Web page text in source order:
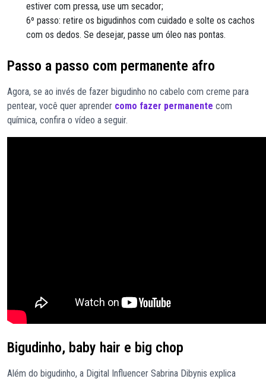
estiver com pressa, use um secador;
6º passo: retire os bigudinhos com cuidado e solte os cachos
com os dedos. Se desejar, passe um óleo nas pontas.
Passo a passo com permanente afro
Agora, se ao invés de fazer bigudinho no cabelo com creme para
pentear, você quer aprender como fazer permanente com
química, confira o vídeo a seguir.
Bigudinho, baby hair e big chop
Além do bigudinho, a Digital Influencer Sabrina Dibynis explica